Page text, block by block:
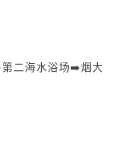
二海水浴场➡️烟大